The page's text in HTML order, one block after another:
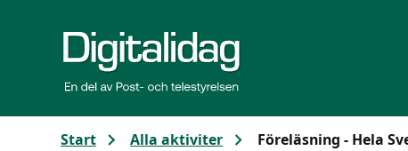
Start Alla aktiviter Föreläsning - Hela